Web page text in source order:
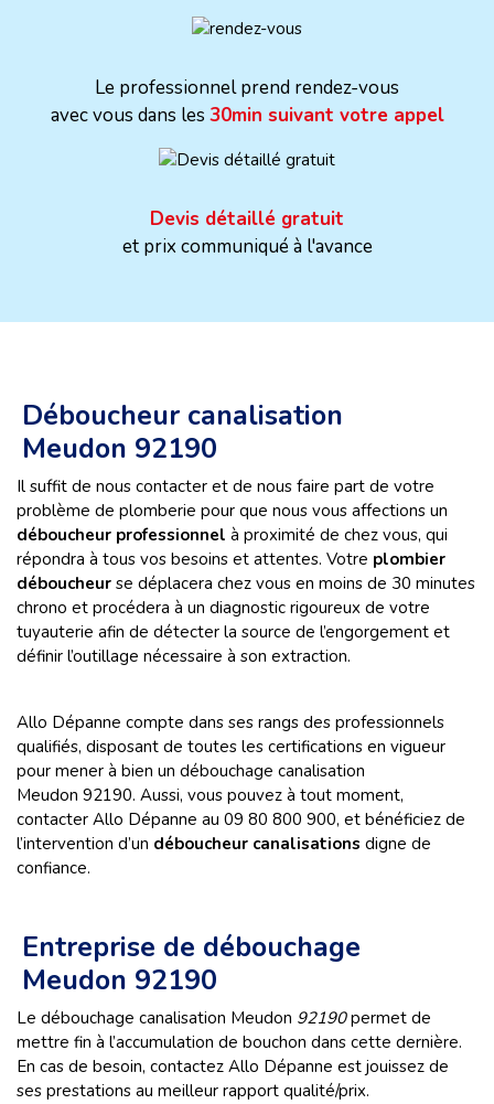
Le professionnel prend rendez-vous
avec vous dans les 30min suivant votre appel
Devis détaillé gratuit
et prix communiqué à l'avance
Déboucheur canalisation
Meudon 92190
Il suffit de nous contacter et de nous faire part de votre
problème de plomberie pour que nous vous affections un
déboucheur professionnel à proximité de chez vous, qui
répondra à tous vos besoins et attentes. Votre plombier
déboucheur se déplacera chez vous en moins de 30 minutes
chrono et procédera à un diagnostic rigoureux de votre
tuyauterie afin de détecter la source de l’engorgement et
définir l’outillage nécessaire à son extraction.
Allo Dépanne compte dans ses rangs des professionnels
qualifiés, disposant de toutes les certifications en vigueur
pour mener à bien un débouchage canalisation
Meudon 92190. Aussi, vous pouvez à tout moment,
contacter Allo Dépanne au 09 80 800 900, et bénéficiez de
l’intervention d’un déboucheur canalisations digne de
confiance.
Entreprise de débouchage
Meudon 92190
Le débouchage canalisation Meudon 92190permet de
mettre fin à l’accumulation de bouchon dans cette dernière.
En cas de besoin, contactez Allo Dépanne est jouissez de
ses prestations au meilleur rapport qualité/prix.